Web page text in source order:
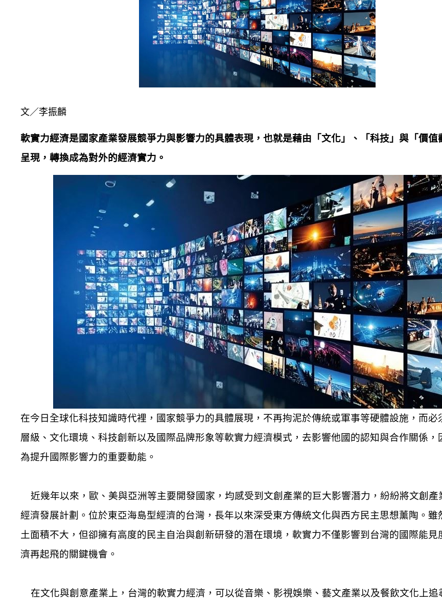
文／李振麟
軟實力經濟是國家產業發展競爭力與影響力的具體表現，也就是藉由「文化」、「科技」與「價值
呈現，轉換成為對外的經濟實力。
在今日全球化科技知識時代裡，國家競爭力的具體展現，不再拘泥於傳統或軍事等硬體設施，而必
層級、文化環境、科技創新以及國際品牌形象等軟實力經濟模式，去影響他國的認知與合作關係，
為提升國際影響力的重要動能。
近幾年以來，歐、美與亞洲等主要開發國家，均感受到文創產業的巨大影響潛力，紛紛將文創產
經濟發展計劃。位於東亞海島型經濟的台灣，長年以來深受東方傳統文化與西方民主思想薰陶。雖
土面積不大，但卻擁有高度的民主自治與創新研發的潛在環境，軟實力不僅影響到台灣的國際能見
濟再起飛的關鍵機會。
在文化與創意產業上，台灣的軟實力經濟，可以從音樂、影視娛樂、藝文產業以及餐飲文化上追